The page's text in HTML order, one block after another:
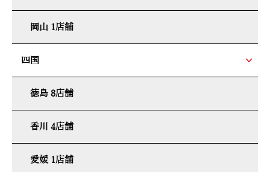
岡山 1店舗
四国
徳島 8店舗
香川 4店舗
愛媛 1店舗